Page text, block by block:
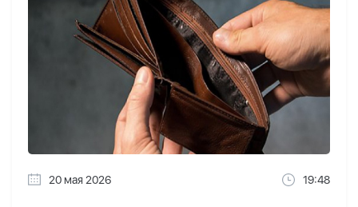
20 мая 2026 19:48